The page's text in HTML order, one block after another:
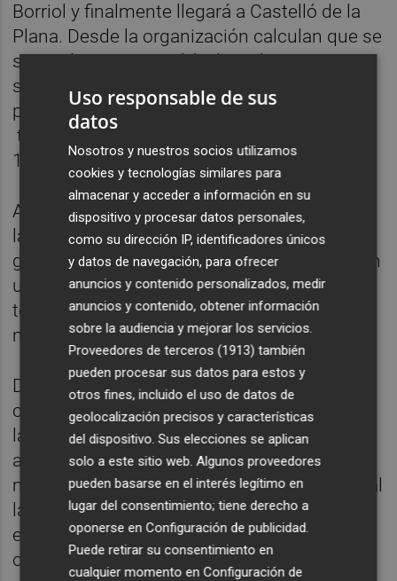
Borriol y finalmente llegará a Castelló de la
Plana. Desde la organización calculan que se
sumarán unos 40 vehículos a la caravana y
se muestran también muy optimistas con la
participación de la concentración a pie que
tendrá lugar en la capital de la Plana a las
18.00 horas en la plaza María Agustina.
Allí se leerá el manifiesto, en el que se pide a
las administraciones que escuchen a la
gente que vive en el interior y que favorezcan
un modelo energético que respete el
territorio y que no esté "en manos de
multinacionales de la energía".
Desde la organización señalan que alcaldes
como el de Borriol o Atzeneta se sumarán a
la protesta pero esperan que otras
autoridades también se unan. "Es el
momento de tomar partido y posicionarse, al
lado de los vecinos o al lado de los
especuladores", manifiestan los
organizadores.
Uso responsable de sus
datos
Nosotros y nuestros socios utilizamos
cookies y tecnologías similares para
almacenar y acceder a información en su
dispositivo y procesar datos personales,
como su dirección IP, identificadores únicos
y datos de navegación, para ofrecer
anuncios y contenido personalizados, medir
anuncios y contenido, obtener información
sobre la audiencia y mejorar los servicios.
Proveedores de terceros (1913) también
pueden procesar sus datos para estos y
otros fines, incluido el uso de datos de
geolocalización precisos y características
del dispositivo. Sus elecciones se aplican
solo a este sitio web. Algunos proveedores
pueden basarse en el interés legítimo en
lugar del consentimiento; tiene derecho a
oponerse enConfiguración de publicidad.
Puede retirar su consentimiento en
cualquier momento enConfiguración de